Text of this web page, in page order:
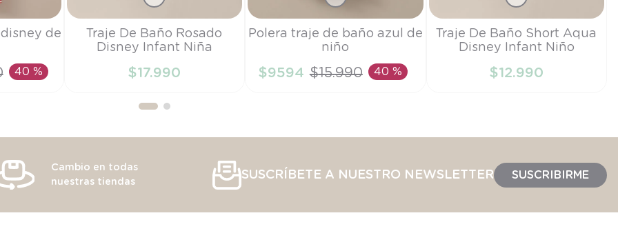
de
40 %
Talla
AÑADIR AL CARRITO
Traje De Baño Rosado
Disney Infant Niña
$17.990
Talla
AÑADIR AL CARRITO
Polera traje de baño azul de
niño
$9594 $15.990 40 %
Talla
AÑADIR AL CARRITO
Traje De Baño Short Aqua
Disney Infant Niño
$12.990
Cambio en todas
nuestras tiendas
SUSCRÍBETE A NUESTRO NEWSLETTER SUSCRIBIRME